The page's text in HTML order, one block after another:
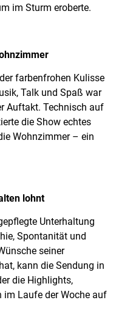
im Sturm eroberte.
farbenfrohen Kulisse
Talk und Spaß war
Auftakt. Technisch auf
die Show echtes
Wohnzimmer – ein
lohnt
Unterhaltung
Spontanität und
seiner
kann die Sendung in
die Highlights,
im Laufe der Woche auf